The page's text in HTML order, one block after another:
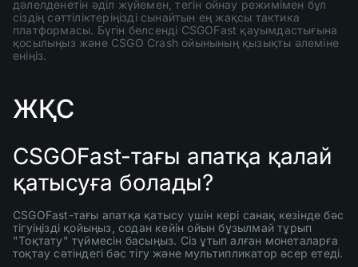
дәлелденетін әділ жүйемен, тегін ойнау режимімен бұл
сіздің сәттіліктеріңізді сынайтын ең жақсы тактика
платформасы. Бүгін белсенді CSGOFast қауымдастығына
қосылыңыз және CSGO Crash ойынының қызықты әлеміне
еніңіз.
ЖҚС
CSGOFast-тағы апатқа қалай
қатысуға болады?
CSGOFast-тағы апатқа қатысу үшін кері санақ кезінде бәс
тігуіңізді қойыңыз, содан кейін ойын бұзылмай тұрып
"Тоқтату" түймесін басыңыз. Сіз ұтып алған монеталарға
тоқтау сәтіндегі бәс тігу және мультипликатор әсер етеді.